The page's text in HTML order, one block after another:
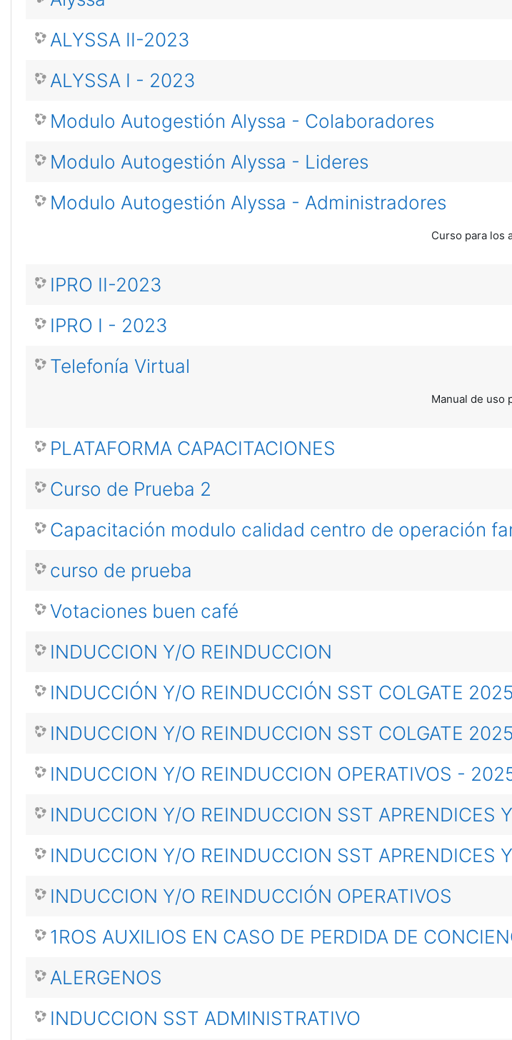
ALYSSA II-2023
ALYSSA I - 2023
Modulo Autogestión Alyssa - Colaboradores
Modulo Autogestión Alyssa - Lideres
Modulo Autogestión Alyssa - Administradores
Curso para los
IPRO II-2023
IPRO I - 2023
Telefonía Virtual
Manual de uso
PLATAFORMA CAPACITACIONES
Curso de Prueba 2
Capacitación modulo calidad centro de operación
curso de prueba
Votaciones buen café
INDUCCION Y/O REINDUCCION
INDUCCIÓN Y/O REINDUCCIÓN SST COLGATE
INDUCCION Y/O REINDUCCION SST COLGATE 2025
INDUCCION Y/O REINDUCCION OPERATIVOS -
INDUCCION Y/O REINDUCCION SST APRENDICES
INDUCCION Y/O REINDUCCION SST APRENDICES
INDUCCION Y/O REINDUCCIÓN OPERATIVOS
1ROS AUXILIOS EN CASO DE PERDIDA DE
ALERGENOS
INDUCCION SST ADMINISTRATIVO